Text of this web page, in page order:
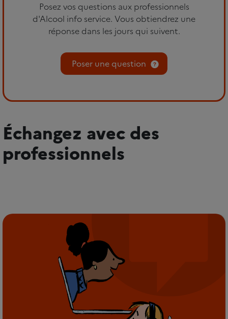
Posez vos questions aux professionnels
d'Alcool info service. Vous obtiendrez une
réponse dans les jours qui suivent.
Poser une question
Échangez avec des
professionnels